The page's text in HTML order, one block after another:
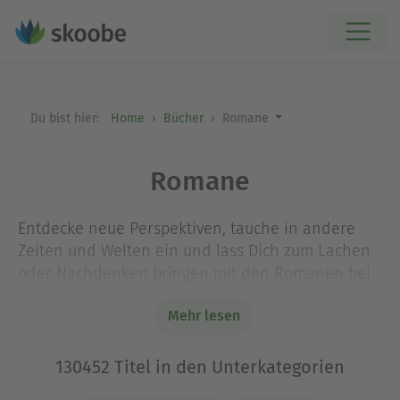
Du bist hier: Home Bücher Romane
Romane
Entdecke neue Perspektiven, tauche in andere
Zeiten und Welten ein und lass Dich zum Lachen
Themenspektrum der Belletristik: Entdecke
Dich von einem spannenden Krimi oder Thriller
Mehr lesen
130452 Titel in den Unterkategorien